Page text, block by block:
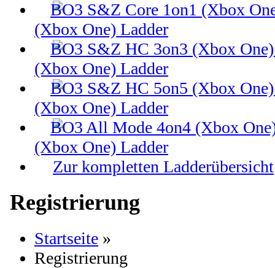
(Xbox One) Ladder
(Xbox One) Ladder
(Xbox One) Ladder
(Xbox One) Ladder
Zur kompletten Ladderübersicht
Registrierung
Startseite »
Registrierung